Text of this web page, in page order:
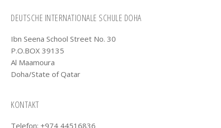
Footer
DEUTSCHE INTERNATIONALE SCHULE DOHA
Ibn Seena School Street No. 30
P.O.BOX 39135
Al Maamoura
Doha/State of Qatar
KONTAKT
Telefon: +974 44516836